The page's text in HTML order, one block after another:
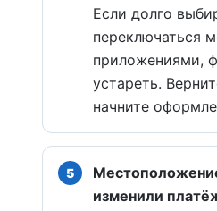
Если долго
переключаться
приложениями,
устареть.
начните
изменили